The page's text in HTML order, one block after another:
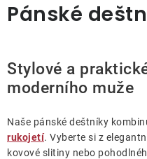
Stoly
Lavice a houpačky
Doplňky
Pánské
Stylové a
moderního muže
Naše pánské deštníky
rukojetí. Vyberte si z
kovové slitiny nebo